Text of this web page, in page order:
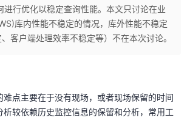
进行优化以稳定查询性能。本文只讨论在业
库内性能不稳定的情况，库外性能不稳定
、客户端处理效率不稳定等）不在本次讨论。
难点主要在于没有现场，或者现场保留的时间
析较依赖历史监控信息的保留和分析，常用工